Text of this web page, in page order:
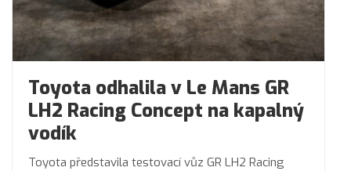
Toyota odhalila v Le Mans GR
LH2 Racing Concept na kapalný
vodík
Toyota představila testovací vůz GR LH2 Racing